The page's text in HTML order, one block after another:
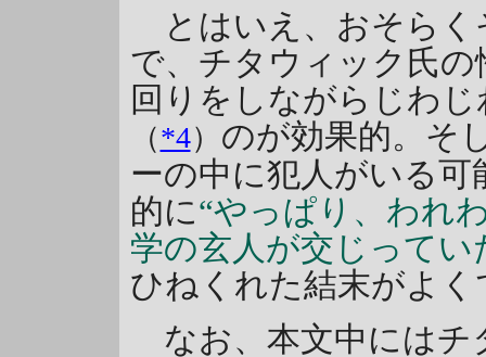
とはいえ、おそらく
で、チタウィック氏の
回りをしながらじわ
（*4） のが効果的。そ
ーの中に犯人がいる
的に“やっぱり、われ
学の玄人が交じってい
ひねくれた結末がよ
なお、本文中にはチ